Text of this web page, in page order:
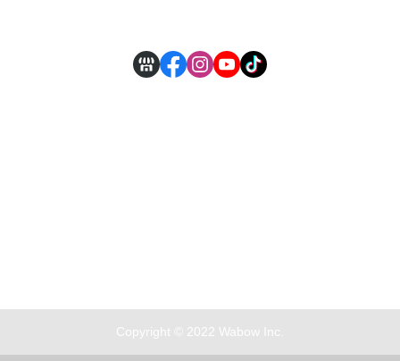
Copyright © 2022 Wabow Inc.